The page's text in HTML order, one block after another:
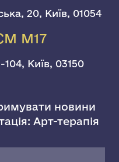
20, Київ, 01054
М17
Київ, 03150
новини
Арт-терапія